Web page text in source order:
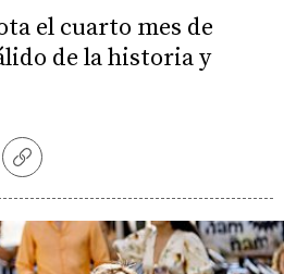
el cuarto mes de
de la historia y
Copiar